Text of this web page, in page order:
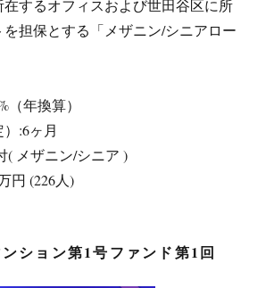
するオフィスおよび世田谷区に所
担保とする「メザニン/シニアロー
（年換算）
:6ヶ月
( メザニン/シニア )
円 (226人)
ション第1号ファンド第1回